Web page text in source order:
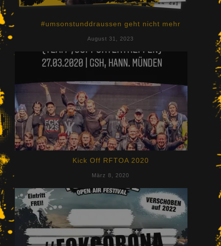
#umsonstunddraussen geht nicht mehr
August 31, 2023
Kick Off RFTOA 2020
März 8, 2020